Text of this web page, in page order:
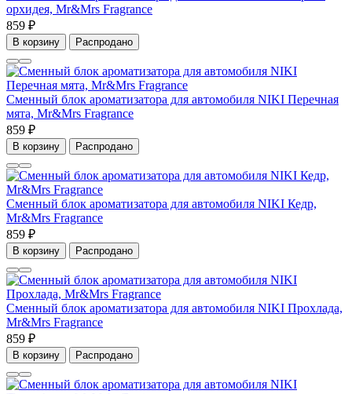
орхидея, Mr&Mrs Fragrance
859 ₽
В корзину Распродано
Сменный блок ароматизатора для автомобиля NIKI Перечная
мята, Mr&Mrs Fragrance
859 ₽
В корзину Распродано
Сменный блок ароматизатора для автомобиля NIKI Кедр,
Mr&Mrs Fragrance
859 ₽
В корзину Распродано
Сменный блок ароматизатора для автомобиля NIKI Прохлада,
Mr&Mrs Fragrance
859 ₽
В корзину Распродано